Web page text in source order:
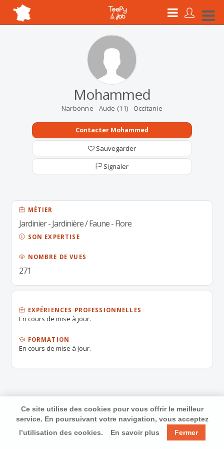
Mohammed
Narbonne - Aude (11) - Occitanie
Contacter Mohammed
Sauvegarder
Signaler
MÉTIER
Jardinier - Jardinière / Faune - Flore
SON EXPERTISE
NOMBRE DE VUES
271
EXPÉRIENCES PROFESSIONNELLES
En cours de mise à jour.
FORMATION
En cours de mise à jour.
Ce site utilise des cookies pour vous offrir le meilleur
service. En poursuivant votre navigation, vous acceptez
l’utilisation des cookies.
En savoir plus Fermer